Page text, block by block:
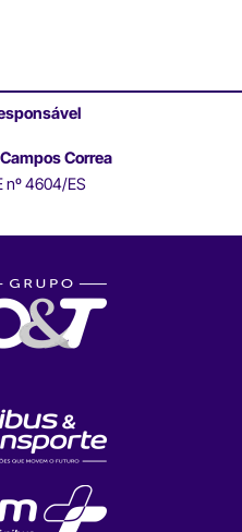
Correa
nº 4604/ES